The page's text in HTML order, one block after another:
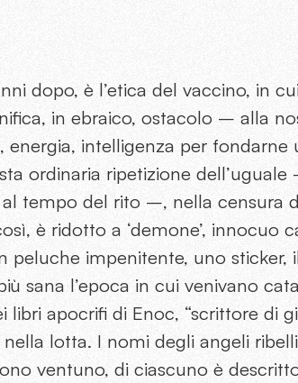
dopo, è l’etica del vaccino, in
in ebraico, ostacolo – alla
intelligenza per fondarne
ordinaria ripetizione
tempo del rito –, nella censura
è ridotto a ‘demone’, innocuo
peluche impenitente, uno
sana l’epoca in cui venivano
libri apocrifi di Enoc, “scrittore di
lotta. I nomi degli angeli
ventuno, di ciascuno è